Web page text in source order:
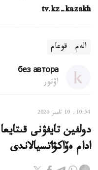
tv.kz-kazakh
الەم قوعام
без автора
اۆتور
10:54, 10 تامىز 2026
دولفين تايفۋنى
ادام ەۆاكۋاتسيالاندى